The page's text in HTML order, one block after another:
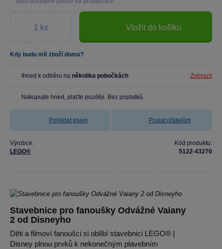
Vložit do košíku
Kdy budu mít zboží doma?
Ihned k odběru na několika pobočkách Zobrazit
Nakupujte hned, plaťte později. Bez poplatků.
Pohlídat psem Poslat přátelům
Výrobce:
LEGO®
Kód produktu:
5122-43270
Stavebnice pro fanoušky Odvážné Vaiany
2 od Disneyho
Děti a filmoví fanoušci si oblíbí stavebnici LEGO® |
Disney plnou prvků k nekonečným plavebním